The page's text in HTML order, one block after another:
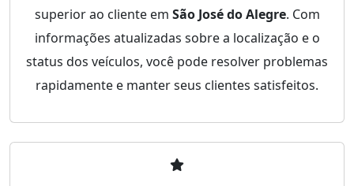
superior ao cliente em São José do Alegre. Com
informações atualizadas sobre a localização e o
status dos veículos, você pode resolver problemas
rapidamente e manter seus clientes satisfeitos.